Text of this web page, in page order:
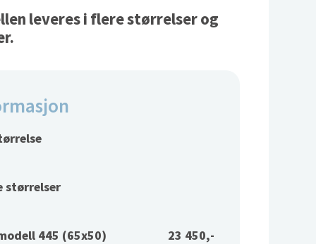
leveres i flere størrelser og
størrelser
445 (65x50)
23 450,-